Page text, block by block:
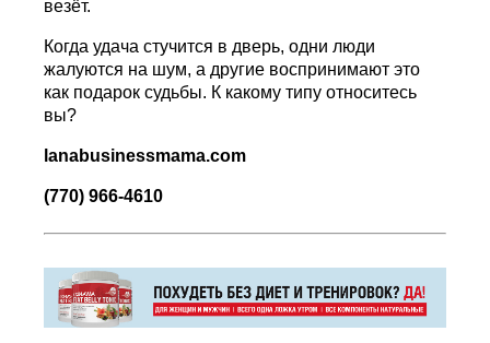
везёт.
Когда удача стучится в дверь, одни люди
жалуются на шум, а другие воспринимают это
как подарок судьбы. К какому типу относитесь
вы?
lanabusinessmama.com
(770) 966-4610